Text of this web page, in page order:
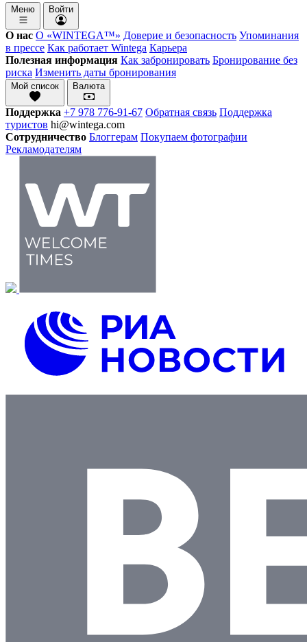
Меню Войти
О нас О «WINTEGA™» Доверие и безопасность Упоминания
в прессе Как работает Wintega Карьера
Полезная информация Как забронировать Бронирование без
риска Изменить даты бронирования
Мой список Валюта
Поддержка +7 978 776-91-67 Обратная связь Поддержка
туристов hi@wintega.com
Сотрудничество Блоггерам Покупаем фотографии
Рекламодателям